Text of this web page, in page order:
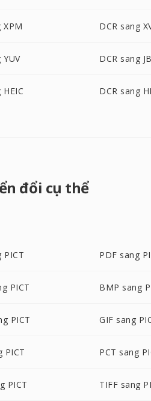
XPM DCR sang
YUV DCR sang
HEIC DCR sang
đổi cụ thể
PICT PDF sang
PICT BMP sang
PICT GIF sang
PICT PCT sang
PICT TIFF sang